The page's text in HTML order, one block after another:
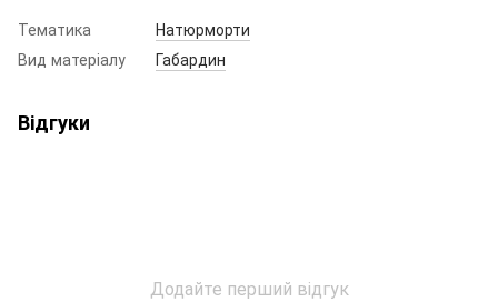
Тематика
Натюрморти
Вид матеріалу
Габардин
Відгуки
Додайте перший відгук